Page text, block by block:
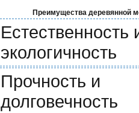
Преимущества деревянной
Естественность
экологичность
Прочность и
долговечность